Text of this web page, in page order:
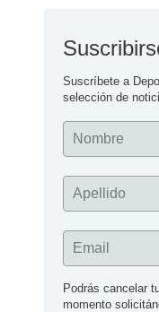
Suscríbete a
selección de
Nombre
Apellido
Email
Podrás cancelar
momento